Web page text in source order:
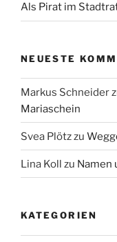
Als Pirat im
NEUESTE
Markus Schneider
Mariaschein
Svea Plötzzu
Lina Koll zu Namen
KATEGORIEN